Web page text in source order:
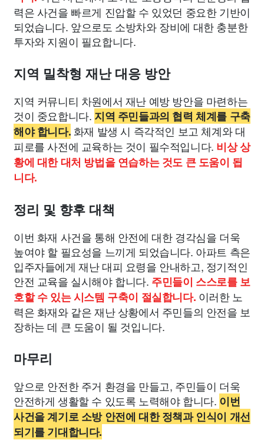
력은 사건을 빠르게 진압할 수 있었던 중요한 기반이
되었습니다. 앞으로도 소방차와 장비에 대한 충분한
투자와 지원이 필요합니다.
지역 밀착형 재난 대응 방안
지역 커뮤니티 차원에서 재난 예방 방안을 마련하는
것이 중요합니다. 지역 주민들과의 협력 체계를 구축
해야 합니다. 화재 발생 시 즉각적인 보고 체계와 대
피로를 사전에 교육하는 것이 필수적입니다. 비상 상
황에 대한 대처 방법을 연습하는 것도 큰 도움이 됩
니다.
정리 및 향후 대책
이번 화재 사건을 통해 안전에 대한 경각심을 더욱
높여야 할 필요성을 느끼게 되었습니다. 아파트 측은
입주자들에게 재난 대피 요령을 안내하고, 정기적인
안전 교육을 실시해야 합니다. 주민들이 스스로를 보
호할 수 있는 시스템 구축이 절실합니다. 이러한 노
력은 화재와 같은 재난 상황에서 주민들의 안전을 보
장하는 데 큰 도움이 될 것입니다.
마무리
앞으로 안전한 주거 환경을 만들고, 주민들이 더욱
안전하게 생활할 수 있도록 노력해야 합니다. 이번
사건을 계기로 소방 안전에 대한 정책과 인식이 개선
되기를 기대합니다.